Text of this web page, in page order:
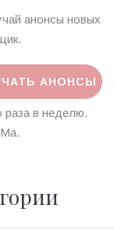
анонсы новых
раза в неделю.